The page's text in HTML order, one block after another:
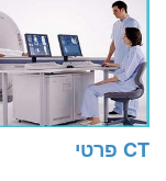
CT פרטי